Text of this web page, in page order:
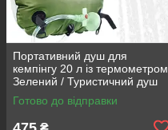
Портативний душ для
кемпінгу 20 л із термометром
Зелений / Туристичний душ
переносний з лійкою /
Польовий душ сумка
Готово до відправки